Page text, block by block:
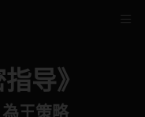
导》
王策略